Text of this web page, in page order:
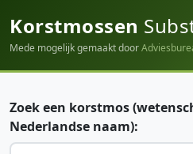
Korstmossen
Mede mogelijk gemaakt door
Zoek een korstmos
Nederlandse naam):